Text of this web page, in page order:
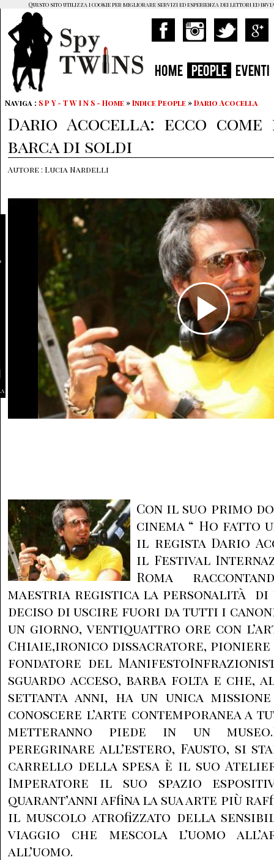
HOME PEOPLE EVENTI
Naviga : S P Y - T W I N S - Home »Indice People »Dario Acocella
Dario Acocella: ecco
barca di soldi
Autore : Lucia Nardelli
Con il suo primo
cinema “ Ho fatto
il regista Dario
il Festival
Roma
maestria registica la personalità di
deciso di uscire fuori da tutti i
un giorno, ventiquattro ore con
Chiaie,ironico dissacratore,
fondatore del
sguardo acceso, barba folta e che,
settanta anni, ha un unica
conoscere l’arte contemporanea a
metteranno piede in un
peregrinare all’estero, Fausto, si
carrello della spesa è il suo Atelier
Imperatore il suo spazio
quarant’anni affina la sua arte più
il muscolo atrofizzato della
viaggio che mescola l’uomo
all’uomo.
Questo sito utilizza i cookie per migliorare servizi ed esperienza dei lettori ed